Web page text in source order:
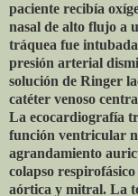
paciente recibía
nasal de alto flujo a
tráquea fue
presión arterial
solución de Ringer
catéter venoso
La ecocardiografía
función ventricular
agrandamiento
colapso
aórtica y mitral. La